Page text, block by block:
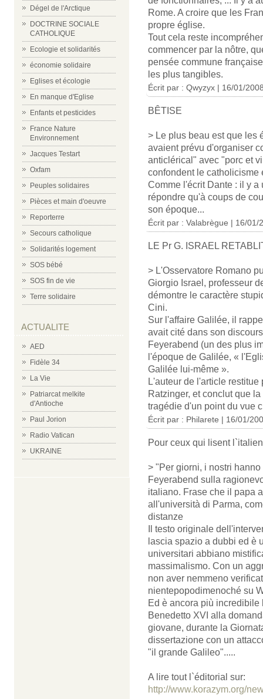
Dégel de l'Arctique
DOCTRINE SOCIALE
CATHOLIQUE
Ecologie et solidarités
économie solidaire
Eglises et écologie
En manque d'Eglise
Enfants et pesticides
France Nature
Environnement
Jacques Testart
Oxfam
Peuples solidaires
Pièces et main d'oeuvre
Reporterre
Secours catholique
Solidarités logement
SOS bébé
SOS fin de vie
Terre solidaire
ACTUALITE
AED
Fidèle 34
La Vie
Patriarcat melkite
d'Antioche
Paul Jorion
Radio Vatican
UKRAINE
Rome. A croire que les
propre église.
Tout cela reste
commencer par la nôtre,
pensée commune
les plus tangibles.
Écrit par : Qwyzyx | 16/01/
BÊTISE
> Le plus beau est que les
avaient prévu d'organiser
anticlérical" avec "porc et
confondent le catholicisme
Comme l'écrit Dante : il y
répondre qu'à coups de
son époque...
Écrit par : Valabrègue | 16/01/
LE Pr G. ISRAEL
> L'Osservatore Romano
Giorgio Israel, professeur
démontre le caractère
Cini.
Sur l'affaire Galilée, il
avait cité dans son
Feyerabend (un des plus
l'époque de Galilée, «
Galilée lui-même ».
L'auteur de l'article
Ratzinger, et conclut que
tragédie d'un point du vue
Écrit par : Philarete | 16/01/
Pour ceux qui lisent
> "Per giorni, i nostri
Feyerabend sulla
italiano. Frase che il papa
all'università di Parma,
distanze
Il testo originale
lascia spazio a dubbi ed è
universitari abbiano
massimalismo. Con un
non aver nemmeno
nientepopodimenoché su
Ed è ancora più
Benedetto XVI alla
giovane, durante la
dissertazione con un
"il grande Galileo".....
A lire tout l`éditorial sur:
http://www.korazym.org/